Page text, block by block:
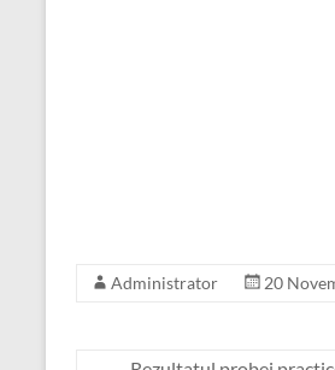
Administrator 20